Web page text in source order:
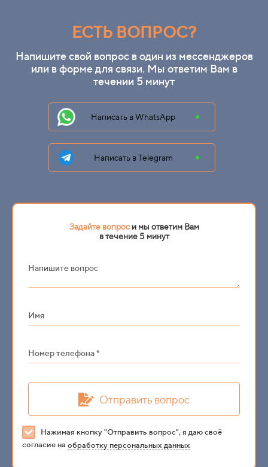
ЕСТЬ ВОПРОС?
Напишите свой вопрос в один из мессенджеров
или в форме для связи. Мы ответим Вам в
течении 5 минут
Написать в WhatsApp
Написать в Telegram
Задайте вопроси мы ответим Вам
в течение 5 минут
Напишите вопрос
Имя
Номер телефона *
Отправить вопрос
Нажимая кнопку "Отправить вопрос", я даю своё
согласие на обработку персональных данных